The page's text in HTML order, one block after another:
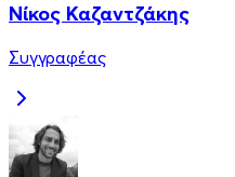
Νίκος Καζαντζάκης
Συγγραφέας